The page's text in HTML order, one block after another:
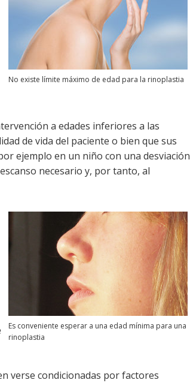
No existe límite máximo de edad para la rinoplastia
a edades inferiores a las
de vida del paciente o bien que sus
ejemplo en un niño con una desviación
necesario y, por tanto, al
Es conveniente esperar a una edad mínima para una
rinoplastia
verse condicionadas por factores